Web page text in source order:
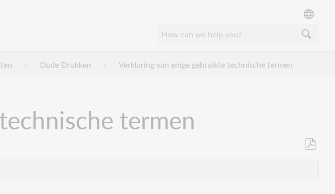
Oude Drukken Verklaring van enige gebruikte technische termen
termen